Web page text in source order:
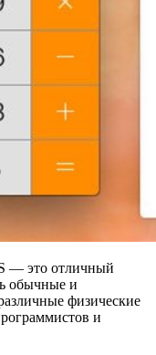
— это отличный
обычные и
физические
и